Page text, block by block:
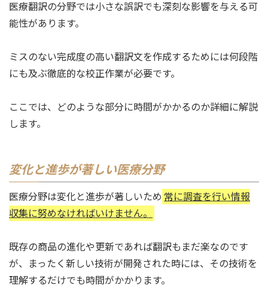
医療翻訳の分野では小さな誤訳でも深刻な影響を与える可
能性があります。
ミスのない完成度の高い翻訳文を作成するためには何段階
にも及ぶ徹底的な校正作業が必要です。
ここでは、どのような部分に時間がかかるのか詳細に解説
します。
変化と進歩が著しい医療分野
医療分野は変化と進歩が著しいため 常に調査を行い情報
収集に努めなければいけません。
既存の商品の進化や更新であれば翻訳もまだ楽なのです
が、まったく新しい技術が開発された時には、その技術を
理解するだけでも時間がかかります。